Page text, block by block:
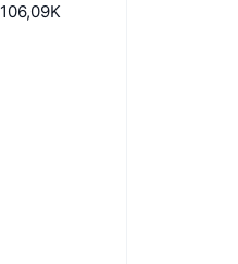
106,09K